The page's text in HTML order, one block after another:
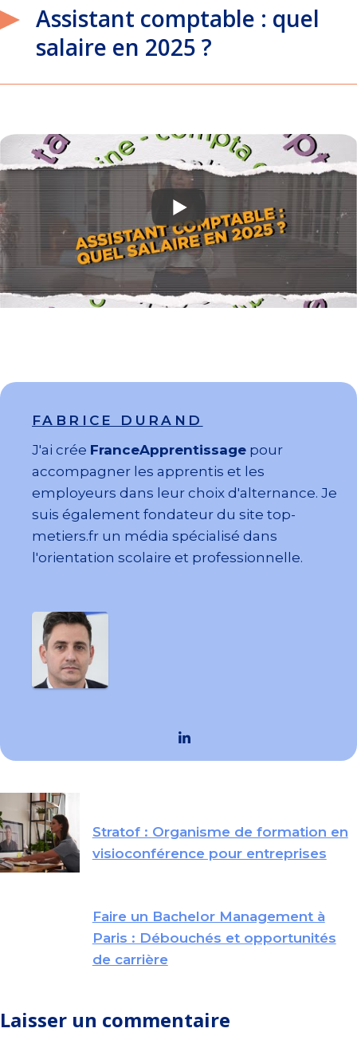
Assistant comptable : quel
salaire en 2025 ?
FABRICE DURAND
J'ai crée FranceApprentissage pour
accompagner les apprentis et les
employeurs dans leur choix d'alternance. Je
suis également fondateur du site top-
metiers.fr un média spécialisé dans
l'orientation scolaire et professionnelle.
Stratof : Organisme de formation en
visioconférence pour entreprises
Faire un Bachelor Management à
Paris : Débouchés et opportunités
de carrière
Laisser un commentaire